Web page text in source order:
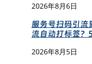
2026年8月6日
服务号扫码引流
流自动打标签？
2026年8月5日